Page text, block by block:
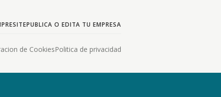
PUBLICA O EDITA TU EMPRESA
de CookiesPolitica de privacidad